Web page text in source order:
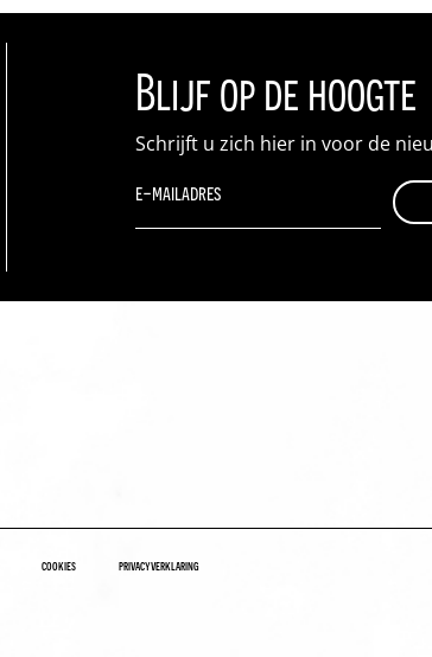
Blijf op de hoogte
Schrijft u zich hier in voor de
cookies privacyverklaring